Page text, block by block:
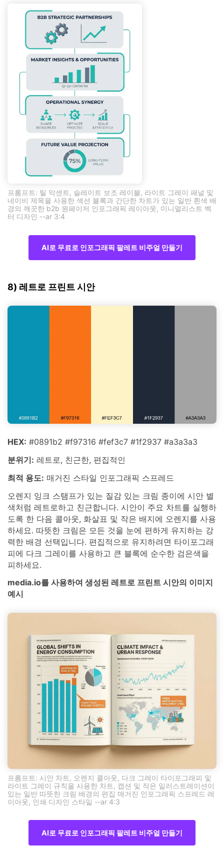
프롬프트: 틸 악센트, 슬레이트 보조 레이블, 라이트 그레이 패널 및
네이비 제목을 사용한 섹션 블록과 간단한 차트가 있는 일반 흰색 배
경의 깨끗한 b2b 원페이저 인포그래픽 레이아웃, 미니멀리스트 벡
터 디자인 --ar 3:4
AI로 무료로 인포그래픽 팔레트 비주얼 만들기
8) 레트로 프린트 시안
HEX: #0891b2 #f97316 #fef3c7 #1f2937 #a3a3a3
분위기: 레트로, 친근한, 편집적인
최적 용도: 매거진 스타일 인포그래픽 스프레드
오렌지 잉크 스탬프가 있는 질감 있는 크림 종이에 시안 별
색처럼 레트로하고 친근합니다. 시안이 주요 차트를 실행하
도록 한 다음 콜아웃, 화살표 및 작은 배지에 오렌지를 사용
하세요. 따뜻한 크림은 모든 것을 눈에 편하게 유지하는 강
력한 배경 선택입니다. 편집적으로 유지하려면 타이포그래
피에 다크 그레이를 사용하고 큰 블록에 순수한 검은색을
피하세요.
media.io를 사용하여 생성된 레트로 프린트 시안의 이미지
예시
프롬프트: 시안 차트, 오렌지 콜아웃, 다크 그레이 타이포그래피 및
라이트 그레이 규칙을 사용한 차트, 캡션 및 작은 일러스트레이션이
있는 일반 따뜻한 크림 배경의 편집 매거진 인포그래픽 스프레드 레
이아웃, 인쇄 디자인 스타일 --ar 4:3
AI로 무료로 인포그래픽 팔레트 비주얼 만들기